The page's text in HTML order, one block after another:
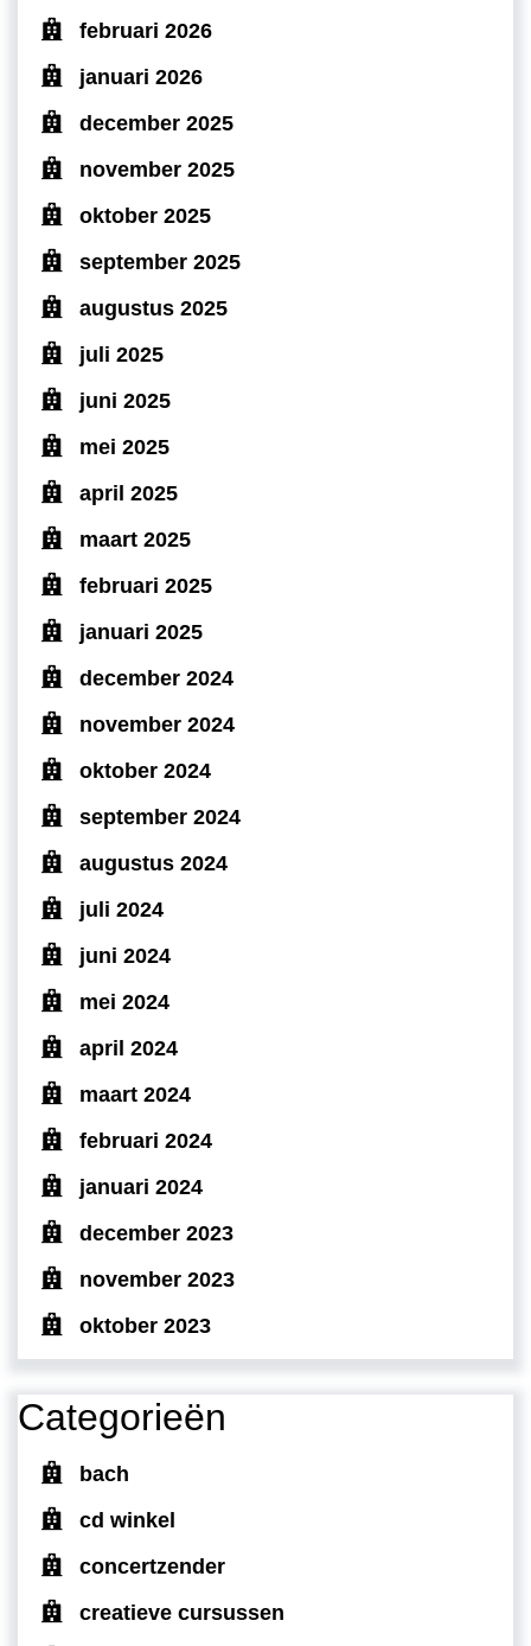
februari 2026
januari 2026
december 2025
november 2025
oktober 2025
september 2025
augustus 2025
juli 2025
juni 2025
mei 2025
april 2025
maart 2025
februari 2025
januari 2025
december 2024
november 2024
oktober 2024
september 2024
augustus 2024
juli 2024
juni 2024
mei 2024
april 2024
maart 2024
februari 2024
januari 2024
december 2023
november 2023
oktober 2023
Categorieën
bach
cd winkel
concertzender
creatieve cursussen